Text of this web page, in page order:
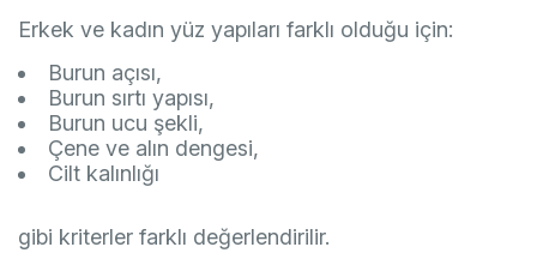
Erkek ve kadın yüz yapıları farklı olduğu için:
Burun açısı,
Burun sırtı yapısı,
Burun ucu şekli,
Çene ve alın dengesi,
Cilt kalınlığı
gibi kriterler farklı değerlendirilir.